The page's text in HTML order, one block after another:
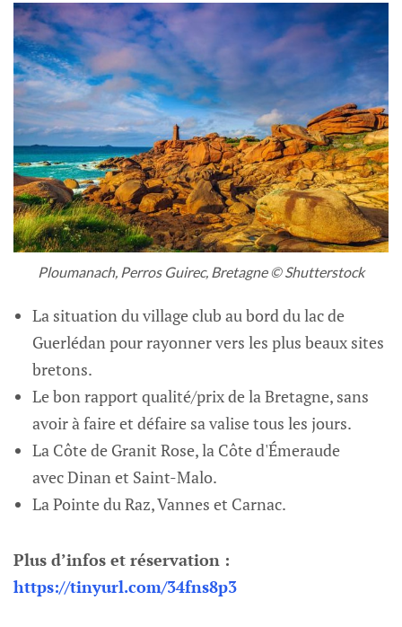
Ploumanach, Perros Guirec, Bretagne © Shutterstock
La situation du village club au bord du lac de
Guerlédan pour rayonner vers les plus beaux sites
bretons.
Le bon rapport qualité/prix de la Bretagne, sans
avoir à faire et défaire sa valise tous les jours.
La Côte de Granit Rose, la Côte d'Émeraude
avec Dinan et Saint-Malo.
La Pointe du Raz, Vannes et Carnac.
Plus d’infos et réservation :
https://tinyurl.com/34fns8p3